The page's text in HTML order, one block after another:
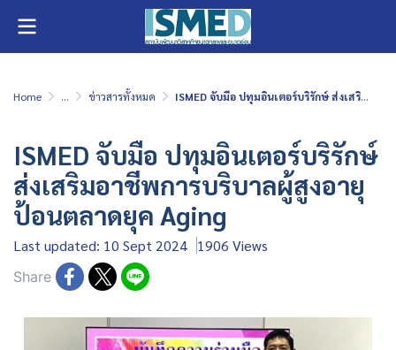
Home ... ข่าวสารทั้งหมด ISMED จับมือ ปทุมอินเตอร์บริรักษ์ ส่งเสริมอาชีพการบริบาลผู้สูงอายุป้อนตลาดยุค Aging
ISMED จับมือ ปทุมอินเตอร์บริรักษ์
ส่งเสริมอาชีพการบริบาลผู้สูงอายุ
ป้อนตลาดยุค Aging
Last updated: 10 Sept 2024 1906 Views
Share